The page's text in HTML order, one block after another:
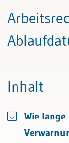
Inhalt
Wie